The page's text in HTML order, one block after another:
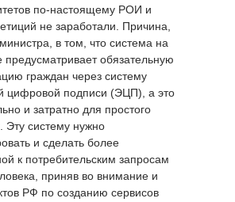
по-настоящему РОИ и
не заработали. Причина,
в том, что система на
предусматривает обязательную
граждан через систему
цифровой подписи (ЭЦП), а это
и затратно для простого
Эту систему нужно
и сделать более
к потребительским запросам
приняв во внимание и
РФ по созданию сервисов